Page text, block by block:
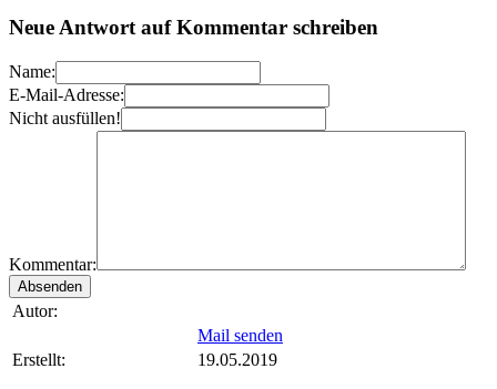
Neue Antwort auf Kommentar schreiben
Name:
E-Mail-Adresse:
Nicht ausfüllen!
Kommentar:
Autor:
Mail senden
Erstellt:
19.05.2019